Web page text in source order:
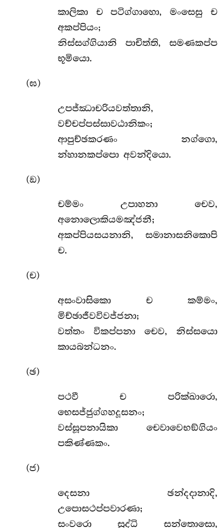
කාලිකා ච පටිග්ගාහො, මංසෙසු ච
අකප්පියං;
නිස්සග්ගියානි පාචිත්ති, සමණකප්ප
භූමියො.
(ඝ)
උපජ්ඣාචරියවත්තානි,
වච්චප්පස්සාවඨානිකං;
ආපුච්ඡකරණං නග්ගො,
න්හානකප්පො අවන්දියො.
(ඞ)
චම්මං උපාහනා චෙව,
අනොලොකියමඤ්ජනී;
අකප්පියසයනානි, සමානාසනිකොපි
ච.
(ච)
අසංවාසිකො ච කම්මං,
මිච්ඡාජීවවිවජ්ජනා;
වත්තං විකප්පනා චෙව, නිස්සයො
කායබන්ධනං.
(ඡ)
පථවීච පරික්ඛාරො,
භෙසජ්ජුග්ගහදූසනං;
වස්සූපනායිකා චෙවාවෙභඞ්ගියං
පකිණ්ණකං.
(ජ)
දෙසනා ඡන්දදානාදි,
උපොසථප්පවාරණා;
සංවරො සුද්ධි සන්තොසො,